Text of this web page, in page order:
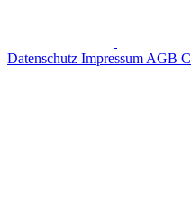
Datenschutz Impressum AGB